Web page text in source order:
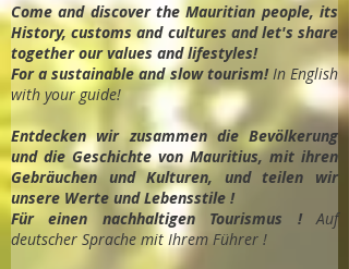
Come and discover the Mauritian people, its
History, customs and cultures and let's share
together our values and lifestyles!
For a sustainable and slow tourism!In English
with your guide!
Entdecken wir zusammen die Bevölkerung
und die Geschichte von Mauritius, mit ihren
Gebräuchen und Kulturen, und teilen wir
unsere Werte und Lebensstile !
Für einen nachhaltigen Tourismus !Auf
deutscher Sprache mit Ihrem Führer !